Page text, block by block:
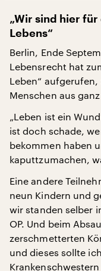
„Wir sind hier
Lebens“
Berlin, Ende
Lebensrecht hat
Leben“
Menschen aus
„Leben ist ein
ist doch schade,
bekommen haben
kaputtzumachen,
Eine andere
neun Kindern und
wir standen selber
OP. Und beim
zerschmetterten
und dieses sollte